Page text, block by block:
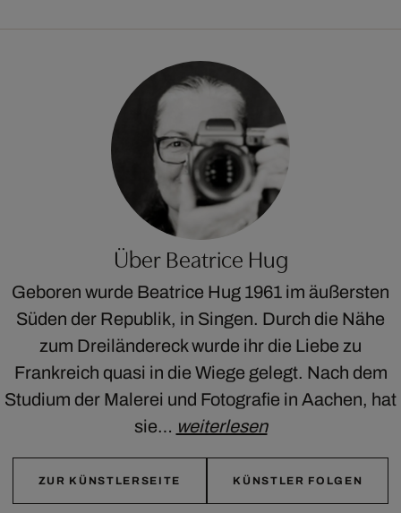
Über Beatrice Hug
Geboren wurde Beatrice Hug 1961 im äußersten
Süden der Republik, in Singen. Durch die Nähe
zum Dreiländereck wurde ihr die Liebe zu
Frankreich quasi in die Wiege gelegt. Nach dem
Studium der Malerei und Fotografie in Aachen, hat
sie… weiterlesen
ZUR KÜNSTLERSEITE KÜNSTLER FOLGEN